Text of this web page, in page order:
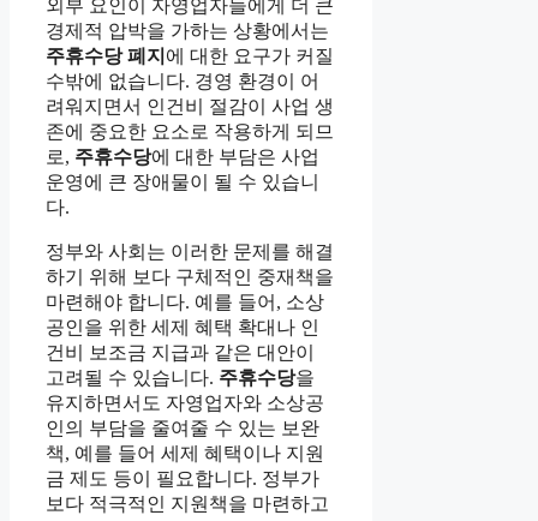
외부 요인이 자영업자들에게 더 큰
경제적 압박을 가하는 상황에서는
주휴수당 폐지 에 대한 요구가 커질
수밖에 없습니다. 경영 환경이 어
려워지면서 인건비 절감이 사업 생
존에 중요한 요소로 작용하게 되므
로, 주휴수당에 대한 부담은 사업
운영에 큰 장애물이 될 수 있습니
다.
정부와 사회는 이러한 문제를 해결
하기 위해 보다 구체적인 중재책을
마련해야 합니다. 예를 들어, 소상
공인을 위한 세제 혜택 확대나 인
건비 보조금 지급과 같은 대안이
고려될 수 있습니다. 주휴수당을
유지하면서도 자영업자와 소상공
인의 부담을 줄여줄 수 있는 보완
책, 예를 들어 세제 혜택이나 지원
금 제도 등이 필요합니다. 정부가
보다 적극적인 지원책을 마련하고